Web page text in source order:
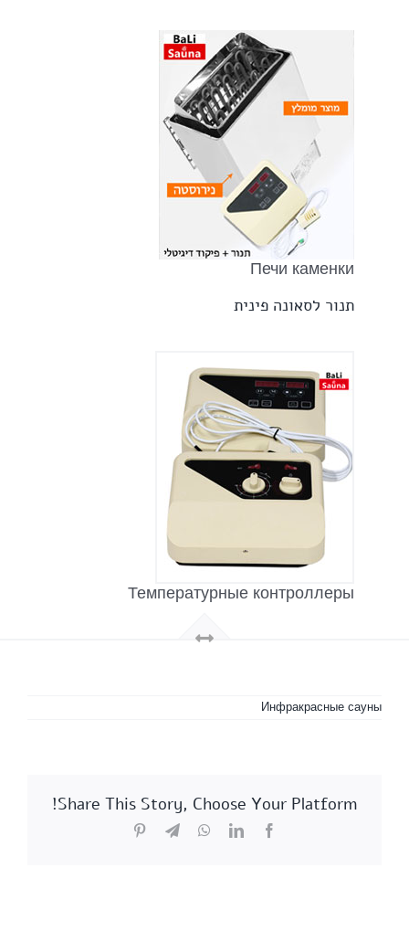
Печи каменки
תנור לסאונה פינית
Температурные контроллеры
Инфракрасные сауны
Share This Story, Choose Your Platform!
Facebook
LinkedIn
WhatsApp
Telegram